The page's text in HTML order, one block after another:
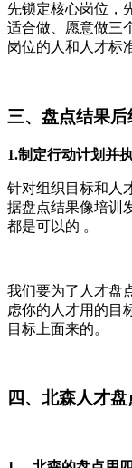
先锁定核心岗位，
适合做、愿意做三
岗位的人和人才标
三、盘点结果后
1.制定行动计划并
针对组织目标和人
据盘点结果像培训
都是可以的 。
我们要为了人才盘
虑你的人才用的目
目标上面来的。
四、北森人才